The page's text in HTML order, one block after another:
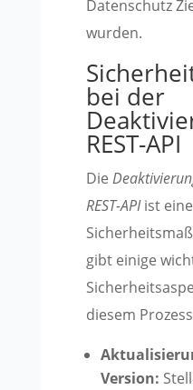
Datenschutz
wurden.
bei der
REST-API
Die
REST-APIist
gibt einige
diesem
Version: